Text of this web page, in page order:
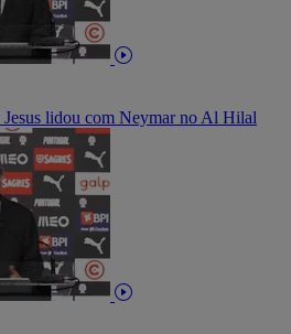
Jesus lidou com Neymar no Al Hilal